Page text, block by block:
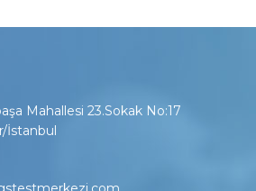
Mahallesi 23.Sokak No:17
İstanbul